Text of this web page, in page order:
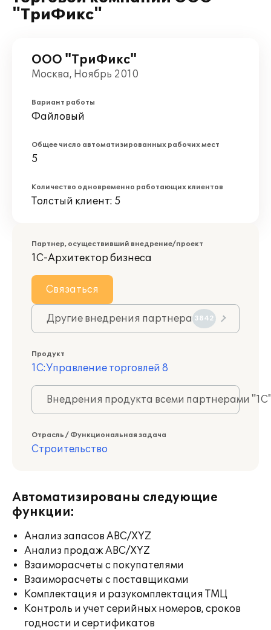
"ТриФикс"
ООО "ТриФикс"
Москва, Ноябрь 2010
Вариант работы
Файловый
Общее число автоматизированных рабочих мест
5
Количество одновременно работающих клиентов
Толстый клиент: 5
Партнер, осуществивший внедрение/проект
1С-Архитектор бизнеса
Связаться
Другие внедрения партнера 3842
Продукт
1С:Управление торговлей 8
Внедрения продукта всеми партнерами
Отрасль / Функциональная задача
Строительство
Автоматизированы следующие
функции:
Анализ запасов ABC/XYZ
Анализ продаж ABC/XYZ
Взаиморасчеты с покупателями
Взаиморасчеты с поставщиками
Комплектация и разукомплектация ТМЦ
Контроль и учет серийных номеров, сроков
годности и сертификатов